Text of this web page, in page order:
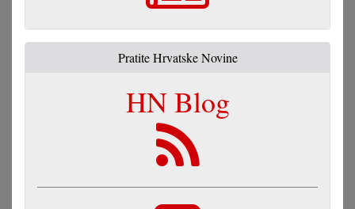
Pratite Hrvatske Novine
HN Blog